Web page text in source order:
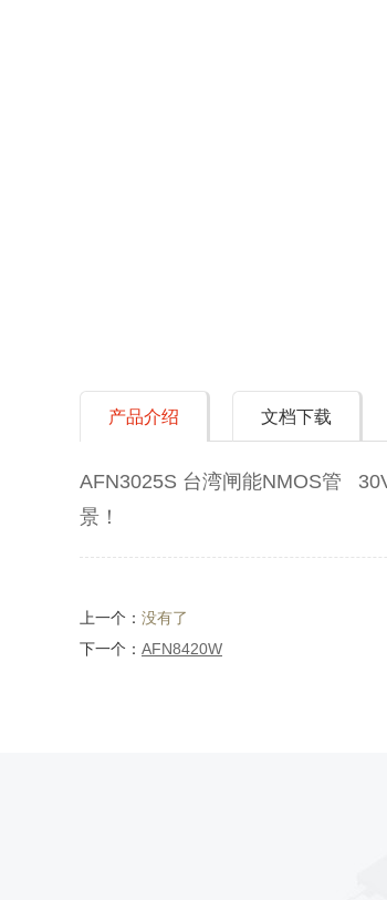
产品介绍 文档下载
AFN3025S 台湾闸能NMOS管
景！
上一个： 没有了
下一个： AFN8420W